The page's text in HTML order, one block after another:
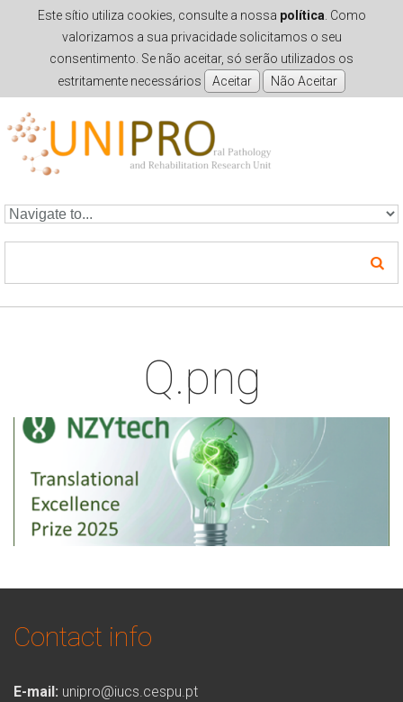
Este sítio utiliza cookies, consulte a nossa política . Como
valorizamos a sua privacidade solicitamos o seu
consentimento. Se não aceitar, só serão utilizados os
estritamente necessários
Skip to navigation
Skip to main content
Q.png
Contact info
E-mail: unipro@iucs.cespu.pt